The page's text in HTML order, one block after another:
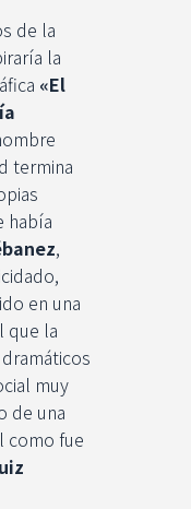
de la
la
«El
termina
había
,
en una
que la
muy
de una
como fue